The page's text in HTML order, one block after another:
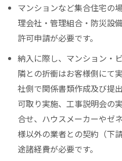
マンションなど集合住宅の
理会社・管理組合・防災設
許可申請が必要です。
納入に際し、マンション・
隣との折衝はお客様側にて
社側で関係書類作成及び提
可取り実施、工事説明会の
合せ、ハウスメーカーやゼ
様以外の業者との契約（下
途諸経費が必要です。